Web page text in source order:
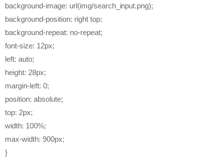
background-image: url(img/search_input.png);
background-position: right top;
background-repeat: no-repeat;
font-size: 12px;
left: auto;
height: 28px;
margin-left: 0;
position: absolute;
top: 2px;
width: 100%;
max-width: 900px;
}